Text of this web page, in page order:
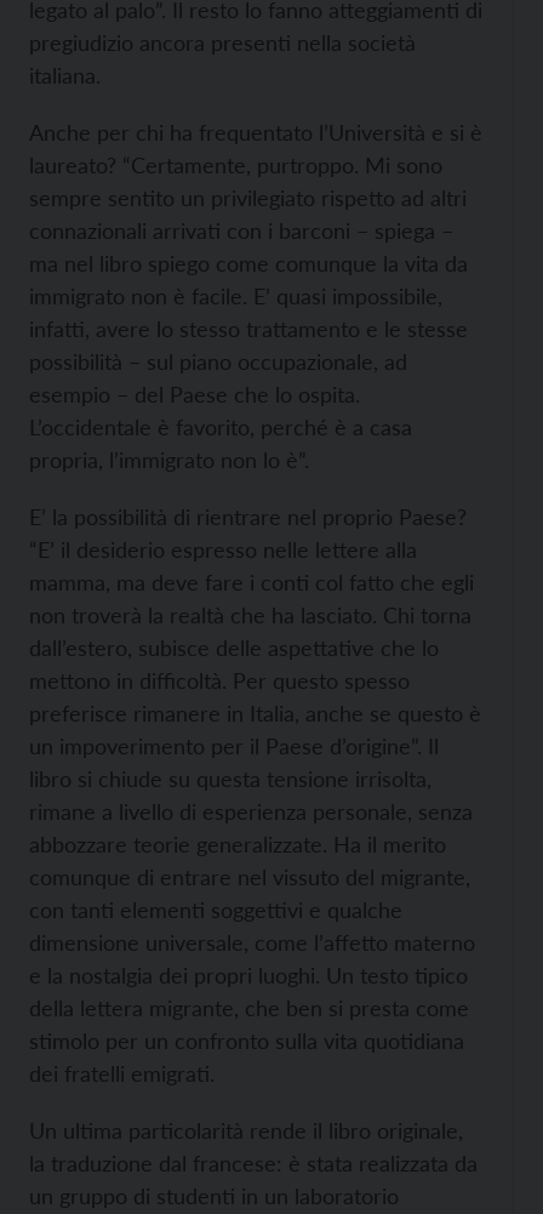
legato al palo”. Il resto lo fanno atteggiamenti di
pregiudizio ancora presenti nella società
italiana.
Anche per chi ha frequentato l’Università e si è
laureato? “Certamente, purtroppo. Mi sono
sempre sentito un privilegiato rispetto ad altri
connazionali arrivati con i barconi – spiega –
ma nel libro spiego come comunque la vita da
immigrato non è facile. E’ quasi impossibile,
infatti, avere lo stesso trattamento e le stesse
possibilità – sul piano occupazionale, ad
esempio – del Paese che lo ospita.
L’occidentale è favorito, perché è a casa
propria, l’immigrato non lo è”.
E’ la possibilità di rientrare nel proprio Paese?
“E’ il desiderio espresso nelle lettere alla
mamma, ma deve fare i conti col fatto che egli
non troverà la realtà che ha lasciato. Chi torna
dall’estero, subisce delle aspettative che lo
mettono in difficoltà. Per questo spesso
preferisce rimanere in Italia, anche se questo è
un impoverimento per il Paese d’origine”. Il
libro si chiude su questa tensione irrisolta,
rimane a livello di esperienza personale, senza
abbozzare teorie generalizzate. Ha il merito
comunque di entrare nel vissuto del migrante,
con tanti elementi soggettivi e qualche
dimensione universale, come l’affetto materno
e la nostalgia dei propri luoghi. Un testo tipico
della lettera migrante, che ben si presta come
stimolo per un confronto sulla vita quotidiana
dei fratelli emigrati.
Un ultima particolarità rende il libro originale,
la traduzione dal francese: è stata realizzata da
un gruppo di studenti in un laboratorio